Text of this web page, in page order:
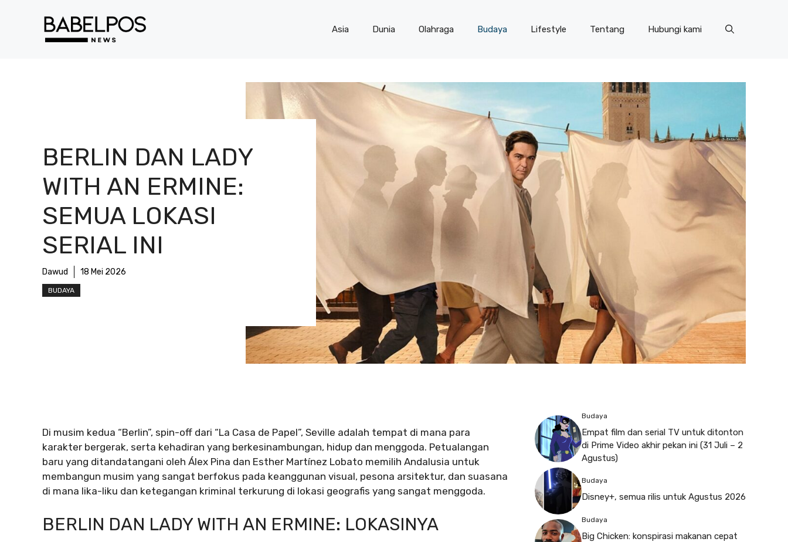
Asia Dunia Olahraga Budaya Lifestyle Tentang Hubungi kami
BERLIN DAN LADY
WITH AN ERMINE:
SEMUA LOKASI
SERIAL INI
Dawud 18 Mei 2026
BUDAYA
Di musim kedua “Berlin”, spin-off dari “La Casa de Papel”, Seville adalah tempat di mana para
karakter bergerak, serta kehadiran yang berkesinambungan, hidup dan menggoda. Petualangan
baru yang ditandatangani oleh Álex Pina dan Esther Martínez Lobato memilih Andalusia untuk
membangun musim yang sangat berfokus pada keanggunan visual, pesona arsitektur, dan suasana
di mana lika-liku dan ketegangan kriminal terkurung di lokasi geografis yang sangat menggoda.
BERLIN DAN LADY WITH AN ERMINE: LOKASINYA
Budaya
Empat film dan serial TV untuk ditonton
di Prime Video akhir pekan ini (31 Juli – 2
Agustus)
Budaya
Disney+, semua rilis untuk Agustus 2026
Budaya
Big Chicken: konspirasi makanan cepat